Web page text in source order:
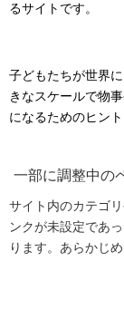
るサイトです。
子どもたちが世界
きなスケールで物
になるためのヒント
一部に調整中の
サイト内のカテゴ
ンクが未設定であ
ります。あらかじ